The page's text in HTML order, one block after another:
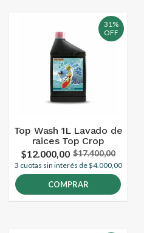
31%
OFF
Top Wash 1L Lavado de
raices Top Crop
$12.000,00 $17.400,00
3 cuotas sin interés de $4.000,00
COMPRAR